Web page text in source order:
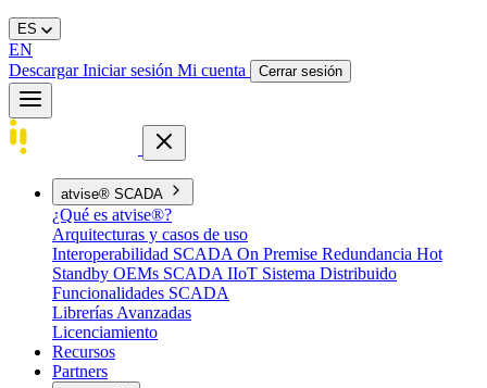
ES
EN
DescargarIniciar sesión Mi cuenta Cerrar sesión
atvise® SCADA
¿Qué es atvise®?
Arquitecturas y casos de uso
Interoperabilidad SCADA On Premise Redundancia Hot
Standby OEMs SCADA IIoT Sistema Distribuido
Funcionalidades SCADA
Librerías Avanzadas
Licenciamiento
Recursos
Partners